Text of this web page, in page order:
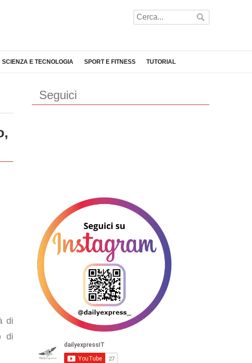
SCIENZA E TECNOLOGIA SPORT E FITNESS TUTORIAL
di
di
Seguici